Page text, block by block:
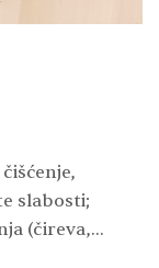
slabosti;
(čireva,